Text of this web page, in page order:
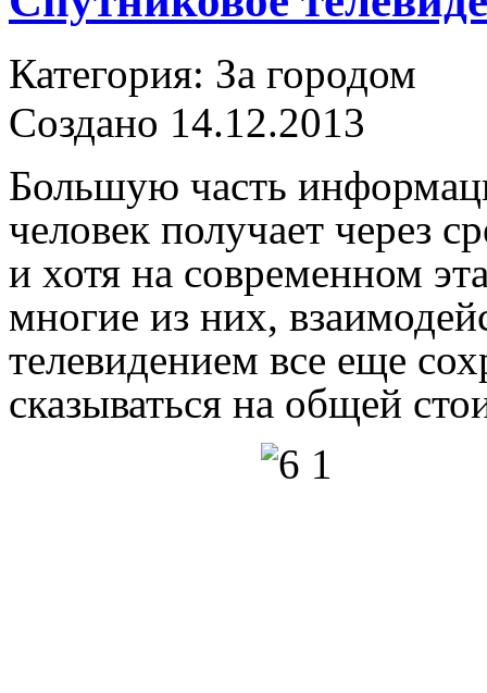
Категория: За городом
Создано 14.12.2013
Большую часть
человек получает через
и хотя на современном
многие из них,
телевидением все еще
сказываться на общей